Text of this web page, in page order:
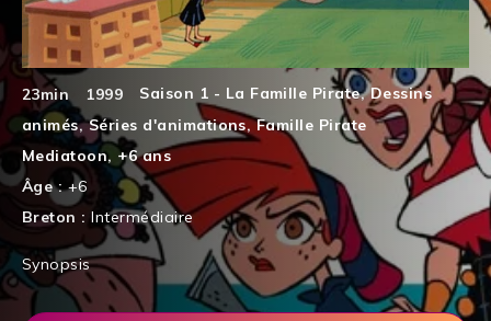
23min 1999 Saison 1 - La Famille Pirate,Dessins
animés,Séries d'animations,Famille Pirate
Mediatoon, +6 ans
Âge :+6
Breton :Intermédiaire
Synopsis